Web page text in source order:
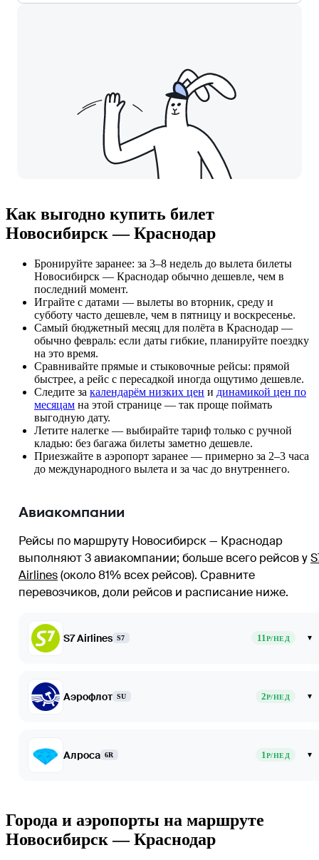
Как выгодно купить билет
Новосибирск — Краснодар
Бронируйте заранее: за 3–8 недель до вылета билеты
Новосибирск — Краснодар обычно дешевле, чем в
последний момент.
Играйте с датами — вылеты во вторник, среду и
субботу часто дешевле, чем в пятницу и воскресенье.
Самый бюджетный месяц для полёта в Краснодар —
обычно февраль: если даты гибкие, планируйте поездку
на это время.
Сравнивайте прямые и стыковочные рейсы: прямой
быстрее, а рейс с пересадкой иногда ощутимо дешевле.
Следите за календарём низких цен и динамикой цен по
месяцам на этой странице — так проще поймать
выгодную дату.
Летите налегке — выбирайте тариф только с ручной
кладью: без багажа билеты заметно дешевле.
Приезжайте в аэропорт заранее — примерно за 2–3 часа
до международного вылета и за час до внутреннего.
Авиакомпании
Рейсы по маршруту Новосибирск — Краснодар
выполняют 3 авиакомпании; больше всего рейсов у
Airlines(около 81% всех рейсов). Сравните
перевозчиков, доли рейсов и расписание ниже.
S7 Airlines S7 11Р/НЕД ▾
Аэрофлот SU 2Р/НЕД ▾
Алроса 6R 1Р/НЕД ▾
Города и аэропорты на маршруте
Новосибирск — Краснодар